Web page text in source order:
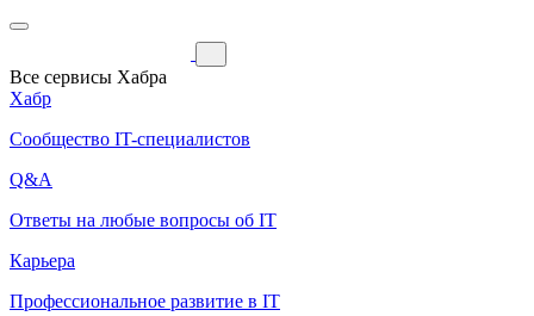
Все сервисы Хабра
Хабр
Сообщество IT-специалистов
Q&A
Ответы на любые вопросы об IT
Карьера
Профессиональное развитие в IT